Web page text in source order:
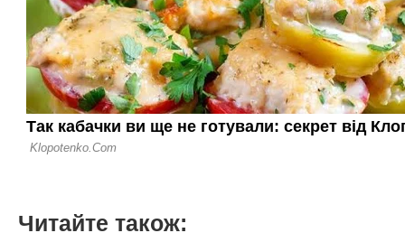
Читайте також: